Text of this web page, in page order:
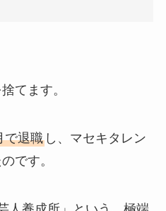
てます。
で退職し、マセキタレン
です。